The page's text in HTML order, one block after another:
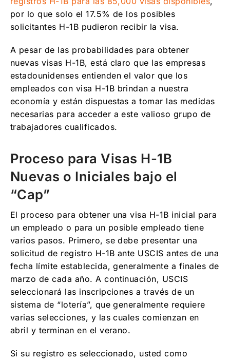
por lo que solo el 17.5% de los posibles
solicitantes H-1B pudieron recibir la visa.
A pesar de las probabilidades para obtener
nuevas visas H-1B, está claro que las empresas
estadounidenses entienden el valor que los
empleados con visa H-1B brindan a nuestra
economía y están dispuestas a tomar las medidas
necesarias para acceder a este valioso grupo de
trabajadores cualificados.
Proceso para Visas H-1B
Nuevas o Iniciales bajo el
“Cap”
El proceso para obtener una visa H-1B inicial para
un empleado o para un posible empleado tiene
varios pasos. Primero, se debe presentar una
solicitud de registro H-1B ante USCIS antes de una
fecha límite establecida, generalmente a finales de
marzo de cada año. A continuación, USCIS
seleccionará las inscripciones a través de un
sistema de “lotería”, que generalmente requiere
varias selecciones, y las cuales comienzan en
abril y terminan en el verano.
Si su registro es seleccionado, usted como